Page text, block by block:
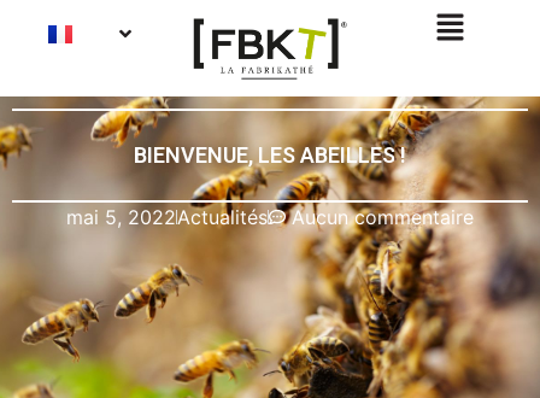
BIENVENUE, LES ABEILLES !
mai 5, 2022Actualités Aucun commentaire